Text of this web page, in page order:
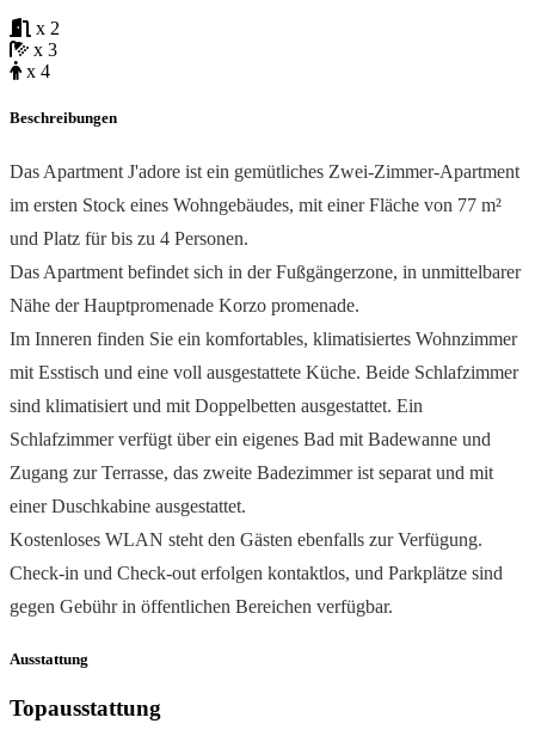
x 2
x 3
x 4
Beschreibungen
Das Apartment J'adore ist ein gemütliches Zwei-Zimmer-Apartment
im ersten Stock eines Wohngebäudes, mit einer Fläche von 77 m²
und Platz für bis zu 4 Personen.
Das Apartment befindet sich in der Fußgängerzone, in unmittelbarer
Nähe der Hauptpromenade Korzo promenade.
Im Inneren finden Sie ein komfortables, klimatisiertes Wohnzimmer
mit Esstisch und eine voll ausgestattete Küche. Beide Schlafzimmer
sind klimatisiert und mit Doppelbetten ausgestattet. Ein
Schlafzimmer verfügt über ein eigenes Bad mit Badewanne und
Zugang zur Terrasse, das zweite Badezimmer ist separat und mit
einer Duschkabine ausgestattet.
Kostenloses WLAN steht den Gästen ebenfalls zur Verfügung.
Check-in und Check-out erfolgen kontaktlos, und Parkplätze sind
gegen Gebühr in öffentlichen Bereichen verfügbar.
Ausstattung
Topausstattung